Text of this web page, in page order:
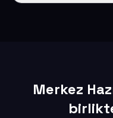
Merkez